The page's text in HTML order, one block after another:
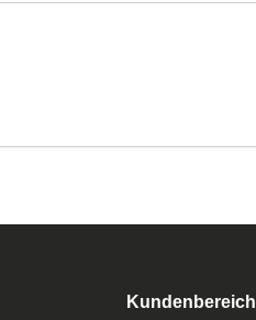
Kundenbereich